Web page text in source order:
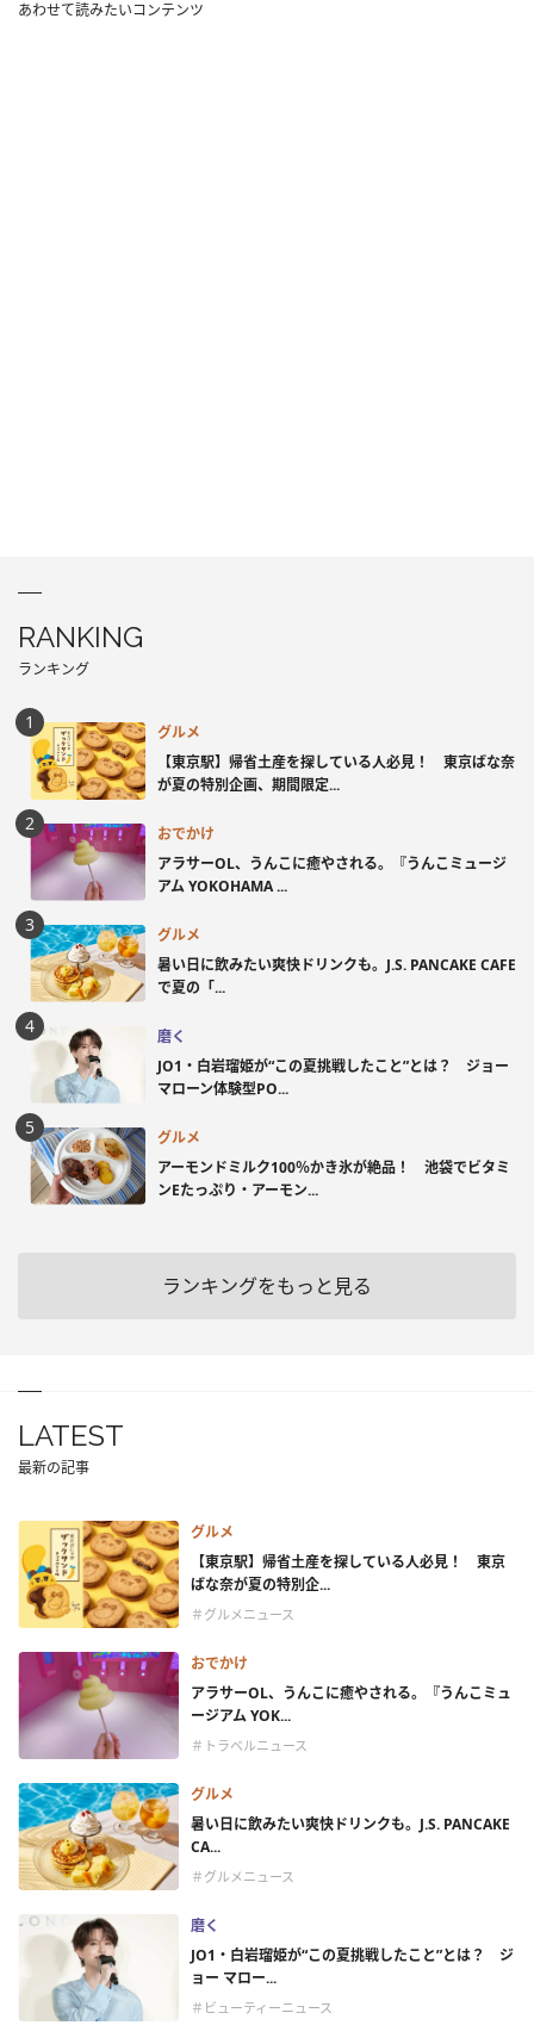
あわせて読みたいコンテンツ
RANKING
ランキング
グルメ
【東京駅】帰省土産を探している人必見！ 東京ばな奈
が夏の特別企画、期間限定...
おでかけ
アラサーOL、うんこに癒やされる。『うんこミュージ
アム YOKOHAMA ...
グルメ
暑い日に飲みたい爽快ドリンクも。J.S. PANCAKE CAFE
で夏の「...
磨く
JO1・白岩瑠姫が“この夏挑戦したこと”とは？ ジョー
マローン体験型PO...
グルメ
アーモンドミルク100％かき氷が絶品！ 池袋でビタミ
ンEたっぷり・アーモン...
ランキングをもっと見る
LATEST
最新の記事
グルメ
【東京駅】帰省土産を探している人必見！ 東京
ばな奈が夏の特別企...
＃グルメニュース
おでかけ
アラサーOL、うんこに癒やされる。『うんこミュ
ージアム YOK...
＃トラベルニュース
グルメ
暑い日に飲みたい爽快ドリンクも。J.S. PANCAKE
CA...
＃グルメニュース
磨く
JO1・白岩瑠姫が“この夏挑戦したこと”とは？ ジ
ョー マロー...
＃ビューティーニュース